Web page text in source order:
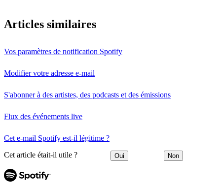
Articles similaires
Vos paramètres de notification Spotify
Modifier votre adresse e-mail
S'abonner à des artistes, des podcasts et des émissions
Flux des événements live
Cet e-mail Spotify est-il légitime ?
Cet article était-il utile ? Oui Non